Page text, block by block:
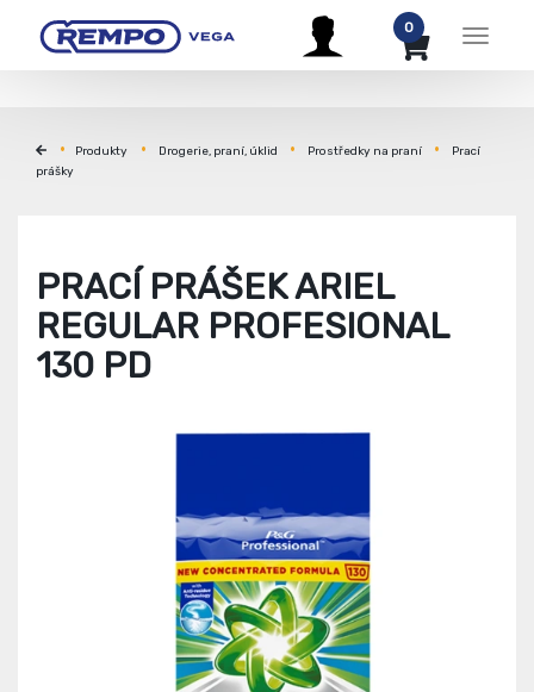
Menu
0
Produkty Drogerie, praní, úklid Prostředky na praní
Prací
prášky
PRACÍ PRÁŠEK ARIEL
REGULAR PROFESIONAL
130 PD